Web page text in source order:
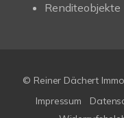
Renditeobjekte
© Reiner Dächert
Impressum